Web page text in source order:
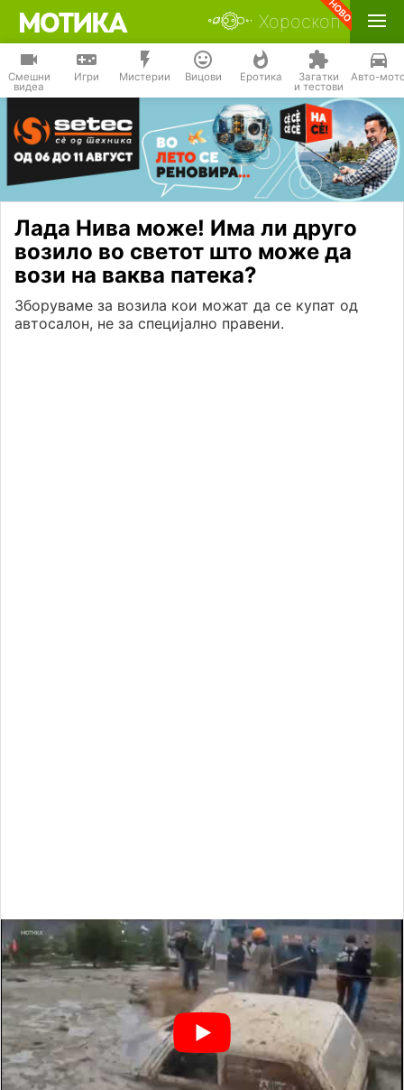
Хороскоп
Смешни
видеа
Игри Мистерии Вицови Еротика Загатки
и тестови
Авто-
Лада Нива може! Има ли друго
возило во светот што може да
вози на ваква патека?
Зборуваме за возила кои можат да се купат од
автосалон, не за специјално правени.